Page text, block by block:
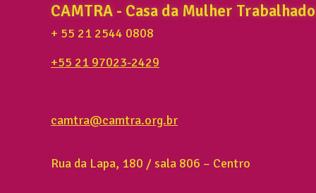
CAMTRA - Casa da Mulher
+ 55 21 2544 0808
+55 21 97023-2429
camtra@camtra.org.br
Rua da Lapa, 180 / sala 806 – Centro